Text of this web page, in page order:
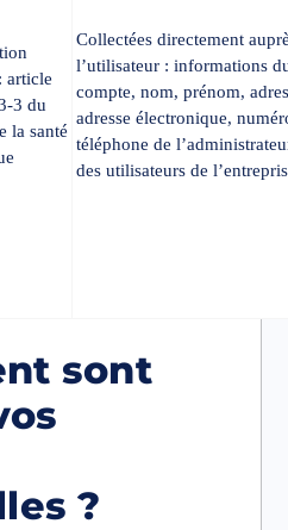
article
3 du
la santé
Collectées directement
l’utilisateur : informations
compte, nom, prénom,
adresse électronique,
téléphone de
des utilisateurs de
sont
?